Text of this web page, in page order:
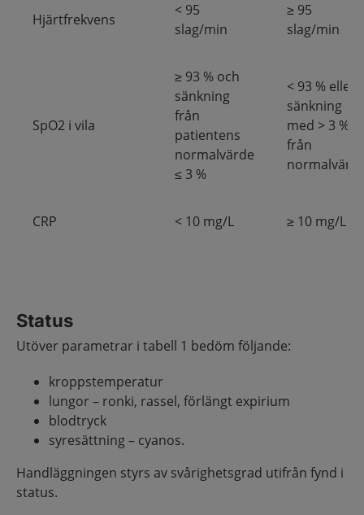
Hjärtfrekvens
< 95
slag/min
≥ 95
slag/min
SpO2 i vila
≥ 93 % och
sänkning
från
patientens
normalvärde
≤ 3 %
< 93 % eller
sänkning
med > 3 %
från
CRP < 10 mg/L ≥ 10 mg/L
Status
Utöver parametrar i tabell 1 bedöm följande:
kroppstemperatur
lungor – ronki, rassel, förlängt expirium
blodtryck
syresättning – cyanos.
Handläggningen styrs av svårighetsgrad utifrån fynd i
status.